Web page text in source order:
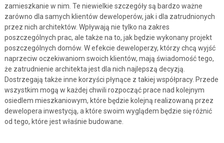
zamieszkanie w nim. Te niewielkie szczegóły są bardzo ważne
zarówno dla samych klientów deweloperów, jak i dla zatrudnionych
przez nich architektów. Wpływają nie tylko na zakres
poszczególnych prac, ale także na to, jak będzie wykonany projekt
poszczególnych domów. W efekcie deweloperzy, którzy chcą wyjść
naprzeciw oczekiwaniom swoich klientów, mają świadomość tego,
że zatrudnienie architekta jest dla nich najlepszą decyzją.
Dostrzegają także inne korzyści płynące z takiej współpracy. Przede
wszystkim mogą w każdej chwili rozpocząć prace nad kolejnym
osiedlem mieszkaniowym, które będzie kolejną realizowaną przez
dewelopera inwestycją, a które swoim wyglądem będzie się różnić
od tego, które jest właśnie budowane.